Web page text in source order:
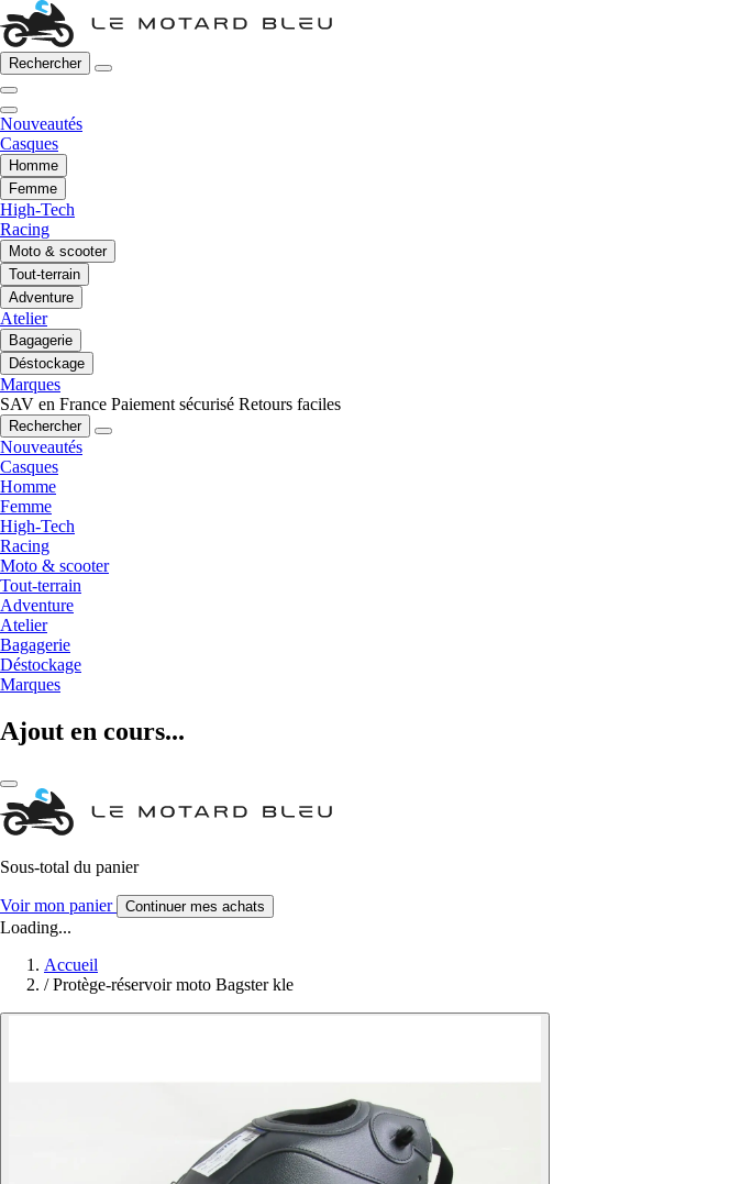
Rechercher
Nouveautés
Casques
Homme
Femme
High-Tech
Racing
Moto & scooter
Tout-terrain
Adventure
Atelier
Bagagerie
Déstockage
Marques
SAV en France Paiement sécurisé Retours faciles
Rechercher
Nouveautés
Casques
Homme
Femme
High-Tech
Racing
Moto & scooter
Tout-terrain
Adventure
Atelier
Bagagerie
Déstockage
Marques
Ajout en cours...
Sous-total du panier
Voir mon panier Continuer mes achats
Loading...
Accueil
/ Protège-réservoir moto Bagster kle